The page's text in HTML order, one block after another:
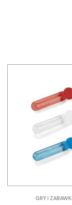
GRY I ZABAWKI